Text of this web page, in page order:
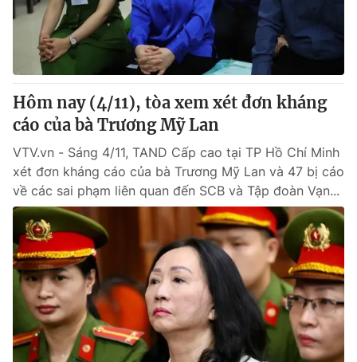
Hôm nay (4/11), tòa xem xét đơn kháng
cáo của bà Trương Mỹ Lan
VTV.vn - Sáng 4/11, TAND Cấp cao tại TP Hồ Chí Minh
xét đơn kháng cáo của bà Trương Mỹ Lan và 47 bị cáo
về các sai phạm liên quan đến SCB và Tập đoàn Vạn...